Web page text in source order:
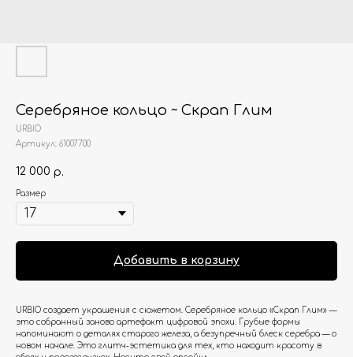
Серебряное кольцо ~ Скрап Глим
URBIO
Артикул: 61007700
12 000 р.
Размер
Добавить в корзину
URBIO создает украшения с сюжетом. Серебряное кольцо «Скрап Глим» —
это собранный заново артефакт цифровой эпохи. Грубые формы
напоминают о деталях старого железа, а безупречный блеск серебра — о
новом начале. Это глитч-эстетика для тех, кто находит красоту в